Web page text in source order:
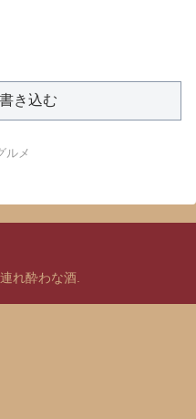
き込む
ルメ
れ酔わな酒.